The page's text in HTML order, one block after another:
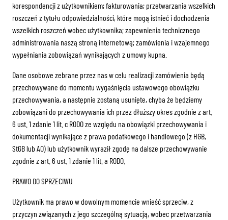
korespondencji z użytkownikiem; fakturowania; przetwarzania wszelkich
roszczeń z tytułu odpowiedzialności, które mogą istnieć i dochodzenia
wszelkich roszczeń wobec użytkownika; zapewnienia technicznego
administrowania naszą stroną internetową; zamówienia i wzajemnego
wypełniania zobowiązań wynikających z umowy kupna.
Dane osobowe zebrane przez nas w celu realizacji zamówienia będą
przechowywane do momentu wygaśnięcia ustawowego obowiązku
przechowywania, a następnie zostaną usunięte, chyba że będziemy
zobowiązani do przechowywania ich przez dłuższy okres zgodnie z art.
6 ust. 1 zdanie 1 lit. c RODO ze względu na obowiązki przechowywania i
dokumentacji wynikające z prawa podatkowego i handlowego (z HGB,
StGB lub AO) lub użytkownik wyraził zgodę na dalsze przechowywanie
zgodnie z art. 6 ust. 1 zdanie 1 lit. a RODO.
PRAWO DO SPRZECIWU
Użytkownik ma prawo w dowolnym momencie wnieść sprzeciw, z
przyczyn związanych z jego szczególną sytuacją, wobec przetwarzania